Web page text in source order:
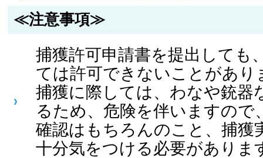
≪注意事項≫
捕獲許可申請書を提出しても
ては許可できないことがあり
捕獲に際しては、わなや銃器
るため、危険を伴いますので
確認はもちろんのこと、捕獲
十分気をつける必要がありま